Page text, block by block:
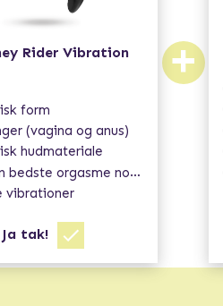
Rider Vibration
form
(vagina og anus)
hudmateriale
orgasme nogensinde!
vibrationer
Ja tak!
+